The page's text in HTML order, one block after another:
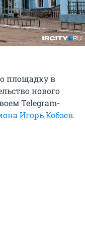
площадку в
нового
Telegram-
Игорь Кобзев.